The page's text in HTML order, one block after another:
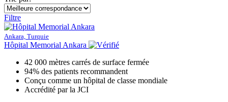
Filtre
Ankara, Turquie
Hôpital Memorial Ankara
42 000 mètres carrés de surface fermée
94% des patients recommandent
Conçu comme un hôpital de classe mondiale
Accrédité par la JCI